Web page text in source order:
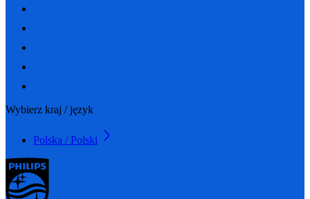
Wybierz kraj / język
Polska / Polski